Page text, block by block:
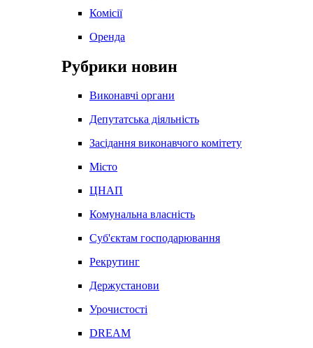
Комісії
Оренда
Рубрики новин
Виконавчі органи
Депутатська діяльність
Засідання виконавчого комітету
Місто
ЦНАП
Комунальна власність
Суб'єктам господарювання
Рекрутинг
Держустанови
Урочистості
DREAM